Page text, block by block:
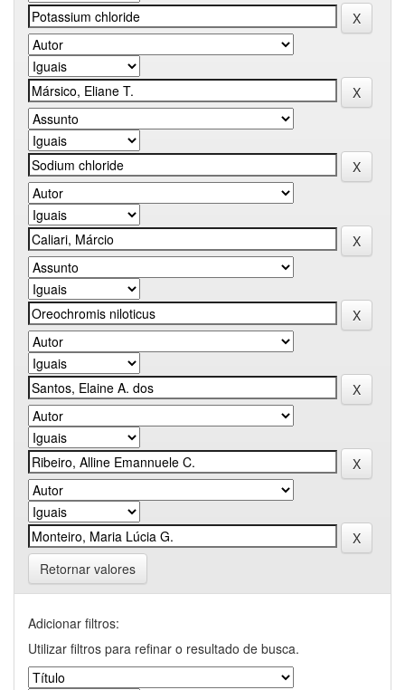
Retornar valores
Adicionar filtros:
Utilizar filtros para refinar o resultado de busca.